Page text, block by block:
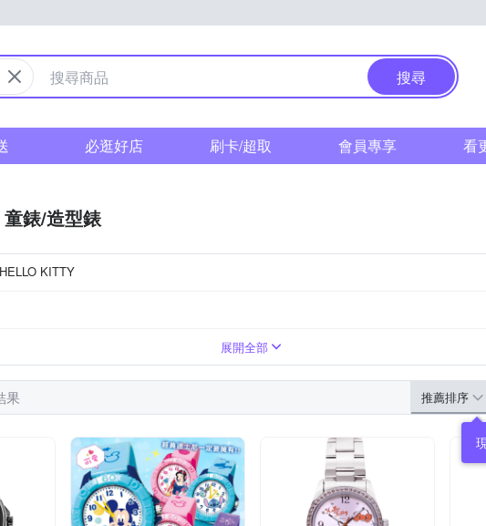
搜尋
必逛好店 刷卡/超取 會員專享 看
童錶/造型錶
HELLO KITTY
展開全部
果 推薦排序